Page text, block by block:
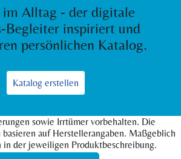
im Alltag - der digitale
Begleiter inspiriert und
persönlichen Katalog.
Katalog erstellen
sowie Irrtümer vorbehalten. Die
auf Herstellerangaben. Maßgeblich
in der jeweiligen Produktbeschreibung.